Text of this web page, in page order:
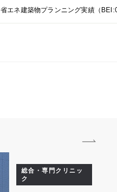
省エネ建築物プランニング実績（
総合・専門クリニッ
ク